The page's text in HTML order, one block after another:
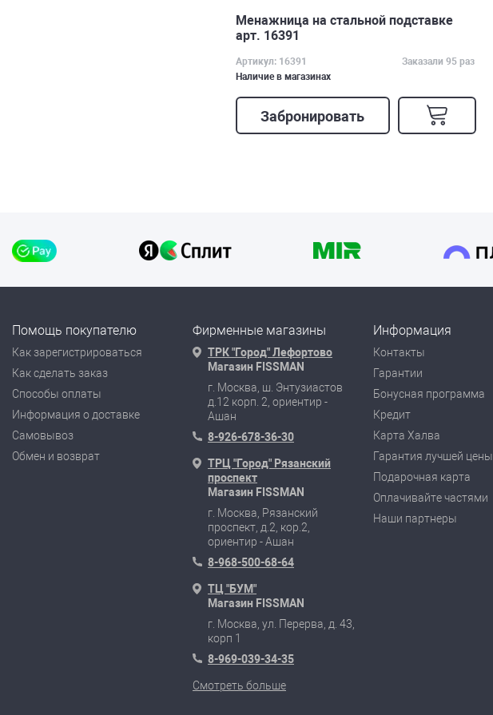
Менажница на стальной подставке
арт. 16391
Артикул: 16391
Заказали 95 раз
Наличие в магазинах
Забронировать
Помощь покупателю
Как зарегистрироваться
Как сделать заказ
Способы оплаты
Информация о доставке
Самовывоз
Обмен и возврат
Фирменные магазины
ТРК "Город" Лефортово
Магазин FISSMAN
г. Москва, ш. Энтузиастов
д.12 корп. 2, ориентир -
Ашан
8-926-678-36-30
ТРЦ "Город" Рязанский
проспект
Магазин FISSMAN
г. Москва, Рязанский
проспект, д.2, кор.2,
ориентир - Ашан
8-968-500-68-64
ТЦ "БУМ"
Магазин FISSMAN
г. Москва, ул. Перерва, д. 43,
корп 1
8-969-039-34-35
Смотреть больше
Информация
Контакты
Гарантии
Бонусная программа
Кредит
Карта Халва
Гарантия лучшей цены
Подарочная карта
Оплачивайте частями
Наши партнеры